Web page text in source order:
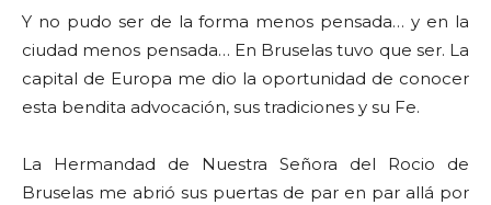
Y no pudo ser de la forma menos pensada… y en la
ciudad menos pensada… En Bruselas tuvo que ser. La
capital de Europa me dio la oportunidad de conocer
esta bendita advocación, sus tradiciones y su Fe.
La Hermandad de Nuestra Señora del Rocio de
Bruselas me abrió sus puertas de par en par allá por